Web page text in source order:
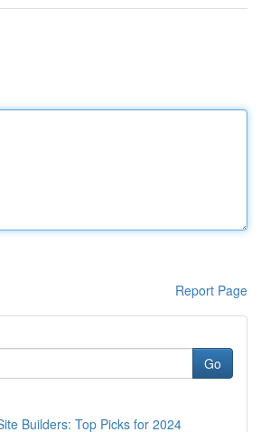
Report Page
Go
Builders: Top Picks for 2024